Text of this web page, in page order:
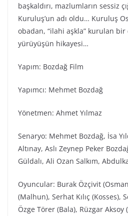
başkaldırı, mazlumların sessiz
Kuruluş’un adı oldu… Kuruluş
obadan, “ilahi aşkla” kurulan
yürüyüşün hikayesi…
Yapım: Bozdağ Film
Yapımcı: Mehmet Bozdağ
Yönetmen: Ahmet Yılmaz
Senaryo: Mehmet Bozdağ, İsa
Altınay, Aslı Zeynep Peker
Güldalı, Ali Ozan Salkım,
Oyuncular: Burak Özçivit
(Malhun), Serhat Kılıç (Kosses),
Özge Törer (Bala), Rüzgar Aksoy